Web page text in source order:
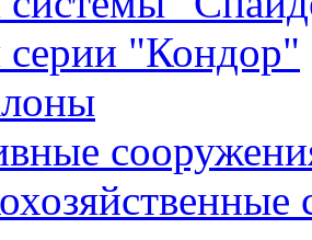
серии "Кондор"